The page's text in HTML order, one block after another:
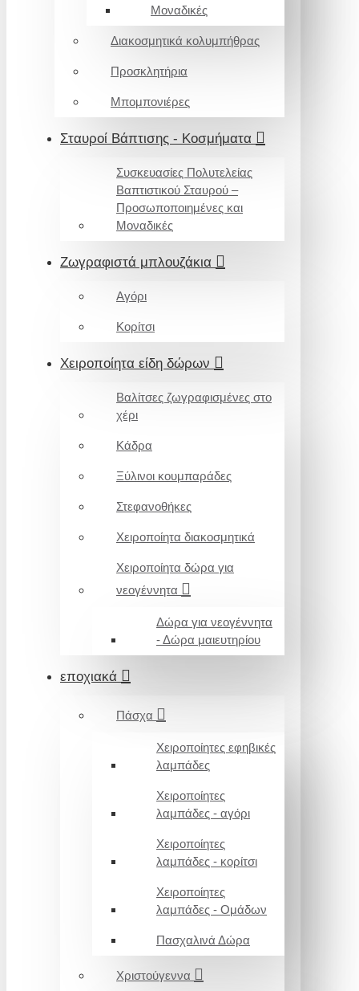
Μοναδικές
Διακοσμητικά κολυμπήθρας
Προσκλητήρια
Μπομπονιέρες
Σταυροί Βάπτισης - Κοσμήματα
Συσκευασίες Πολυτελείας
Βαπτιστικού Σταυρού –
Προσωποποιημένες και
Μοναδικές
Ζωγραφιστά μπλουζάκια
Αγόρι
Κορίτσι
Χειροποίητα είδη δώρων
Βαλίτσες ζωγραφισμένες στο
χέρι
Κάδρα
Ξύλινοι κουμπαράδες
Στεφανοθήκες
Χειροποίητα διακοσμητικά
Χειροποίητα δώρα για
νεογέννητα
Δώρα για νεογέννητα
- Δώρα μαιευτηρίου
εποχιακά
Πάσχα
Χειροποίητες εφηβικές
λαμπάδες
Χειροποίητες
λαμπάδες - αγόρι
Χειροποίητες
λαμπάδες - κορίτσι
Χειροποίητες
λαμπάδες - Ομάδων
Πασχαλινά Δώρα
Χριστούγεννα